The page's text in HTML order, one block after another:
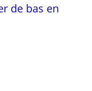
de bas en
Obstacle